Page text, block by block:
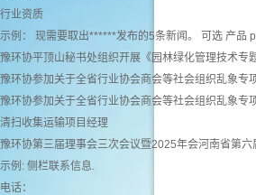
行业资质
示例： 现需要取出******发布的5条新闻。 可选 产品
豫环协平顶山秘书处组织开展《园林绿化管理技术专
豫环协参加关于全省行业协会商会等社会组织乱象专
豫环协参加关于全省行业协会商会等社会组织乱象专
清扫收集运输项目经理
豫环协第三届理事会三次会议暨2025年会河南省第
示例: 侧栏联系信息.
电话：